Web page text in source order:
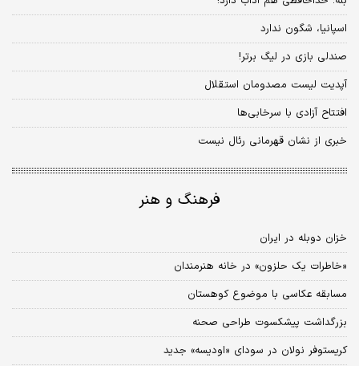
اسپانیا، شگون ندارد
صندلی بازی در لیگ برتر!
آپدیت لیست مصدومان استقلال
افتتاح ‌آزادی با سرخابی‌ها
خبری از نشان قهرمانی رئال نیست
فرهنگ و هنر
خزان دوبله در ایران
«خاطرات یک حلزون»‌ در خانه هنرمندان
مسابقه عکاسی با موضوع کوهستان
بزرگداشت پیشکسوت طراحی صحنه
کریستوفر نولان در سودای «اودیسه» جدید